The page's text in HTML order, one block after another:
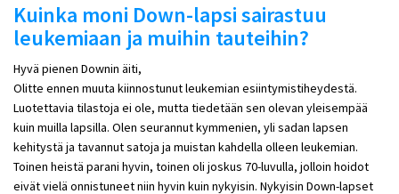
Kuinka moni Down-lapsi sairastuu
leukemiaan ja muihin tauteihin?
Hyvä pienen Downin äiti,
Olitte ennen muuta kiinnostunut leukemian esiintymistiheydestä.
Luotettavia tilastoja ei ole, mutta tiedetään sen olevan yleisempää
kuin muilla lapsilla. Olen seurannut kymmenien, yli sadan lapsen
kehitystä ja tavannut satoja ja muistan kahdella olleen leukemian.
Toinen heistä parani hyvin, toinen oli joskus 70-luvulla, jolloin hoidot
eivät vielä onnistuneet niin hyvin kuin nykyisin. Nykyisin Down-lapset